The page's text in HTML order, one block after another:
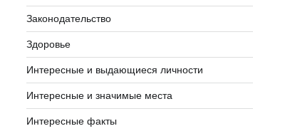
Законодательство
Здоровье
Интересные и выдающиеся личности
Интересные и значимые места
Интересные факты